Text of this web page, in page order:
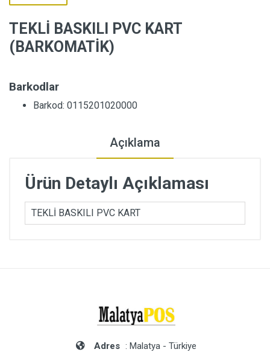
TEKLİ BASKILI PVC KART
(BARKOMATİK)
Barkodlar
Barkod: 0115201020000
Açıklama
Ürün Detaylı Açıklaması
TEKLİ BASKILI PVC KART
Adres : Malatya - Türkiye